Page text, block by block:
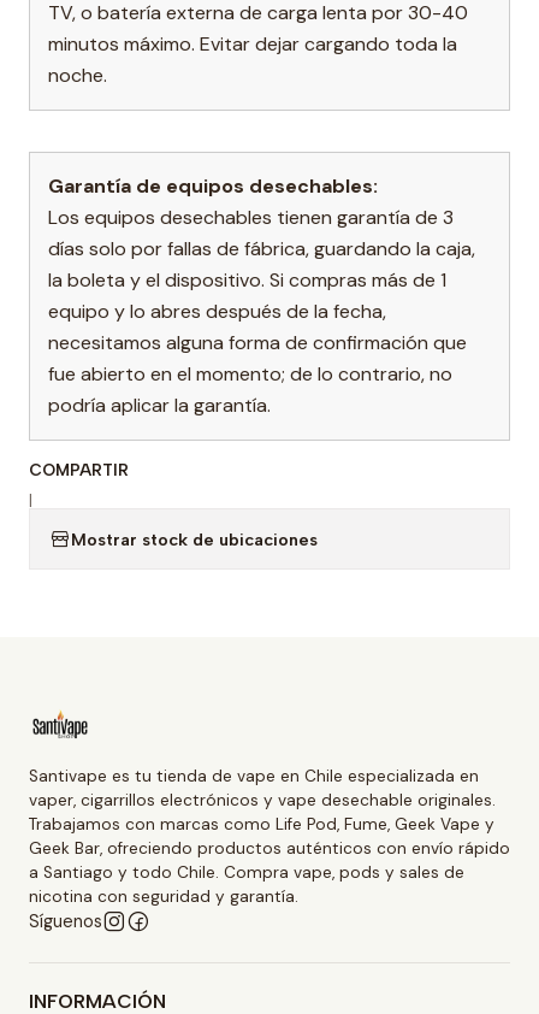
TV, o batería externa de carga lenta por 30-40
minutos máximo. Evitar dejar cargando toda la
noche.
Garantía de equipos desechables:
Los equipos desechables tienen garantía de 3
días solo por fallas de fábrica, guardando la caja,
la boleta y el dispositivo. Si compras más de 1
equipo y lo abres después de la fecha,
necesitamos alguna forma de confirmación que
fue abierto en el momento; de lo contrario, no
podría aplicar la garantía.
COMPARTIR
|
Mostrar stock de ubicaciones
Santivape es tu tienda de vape en Chile especializada en
vaper, cigarrillos electrónicos y vape desechable originales.
Trabajamos con marcas como Life Pod, Fume, Geek Vape y
Geek Bar, ofreciendo productos auténticos con envío rápido
a Santiago y todo Chile. Compra vape, pods y sales de
nicotina con seguridad y garantía.
Síguenos
INFORMACIÓN